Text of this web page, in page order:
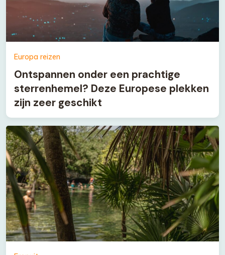
Europa reizen
Ontspannen onder een prachtige
sterrenhemel? Deze Europese plekken
zijn zeer geschikt